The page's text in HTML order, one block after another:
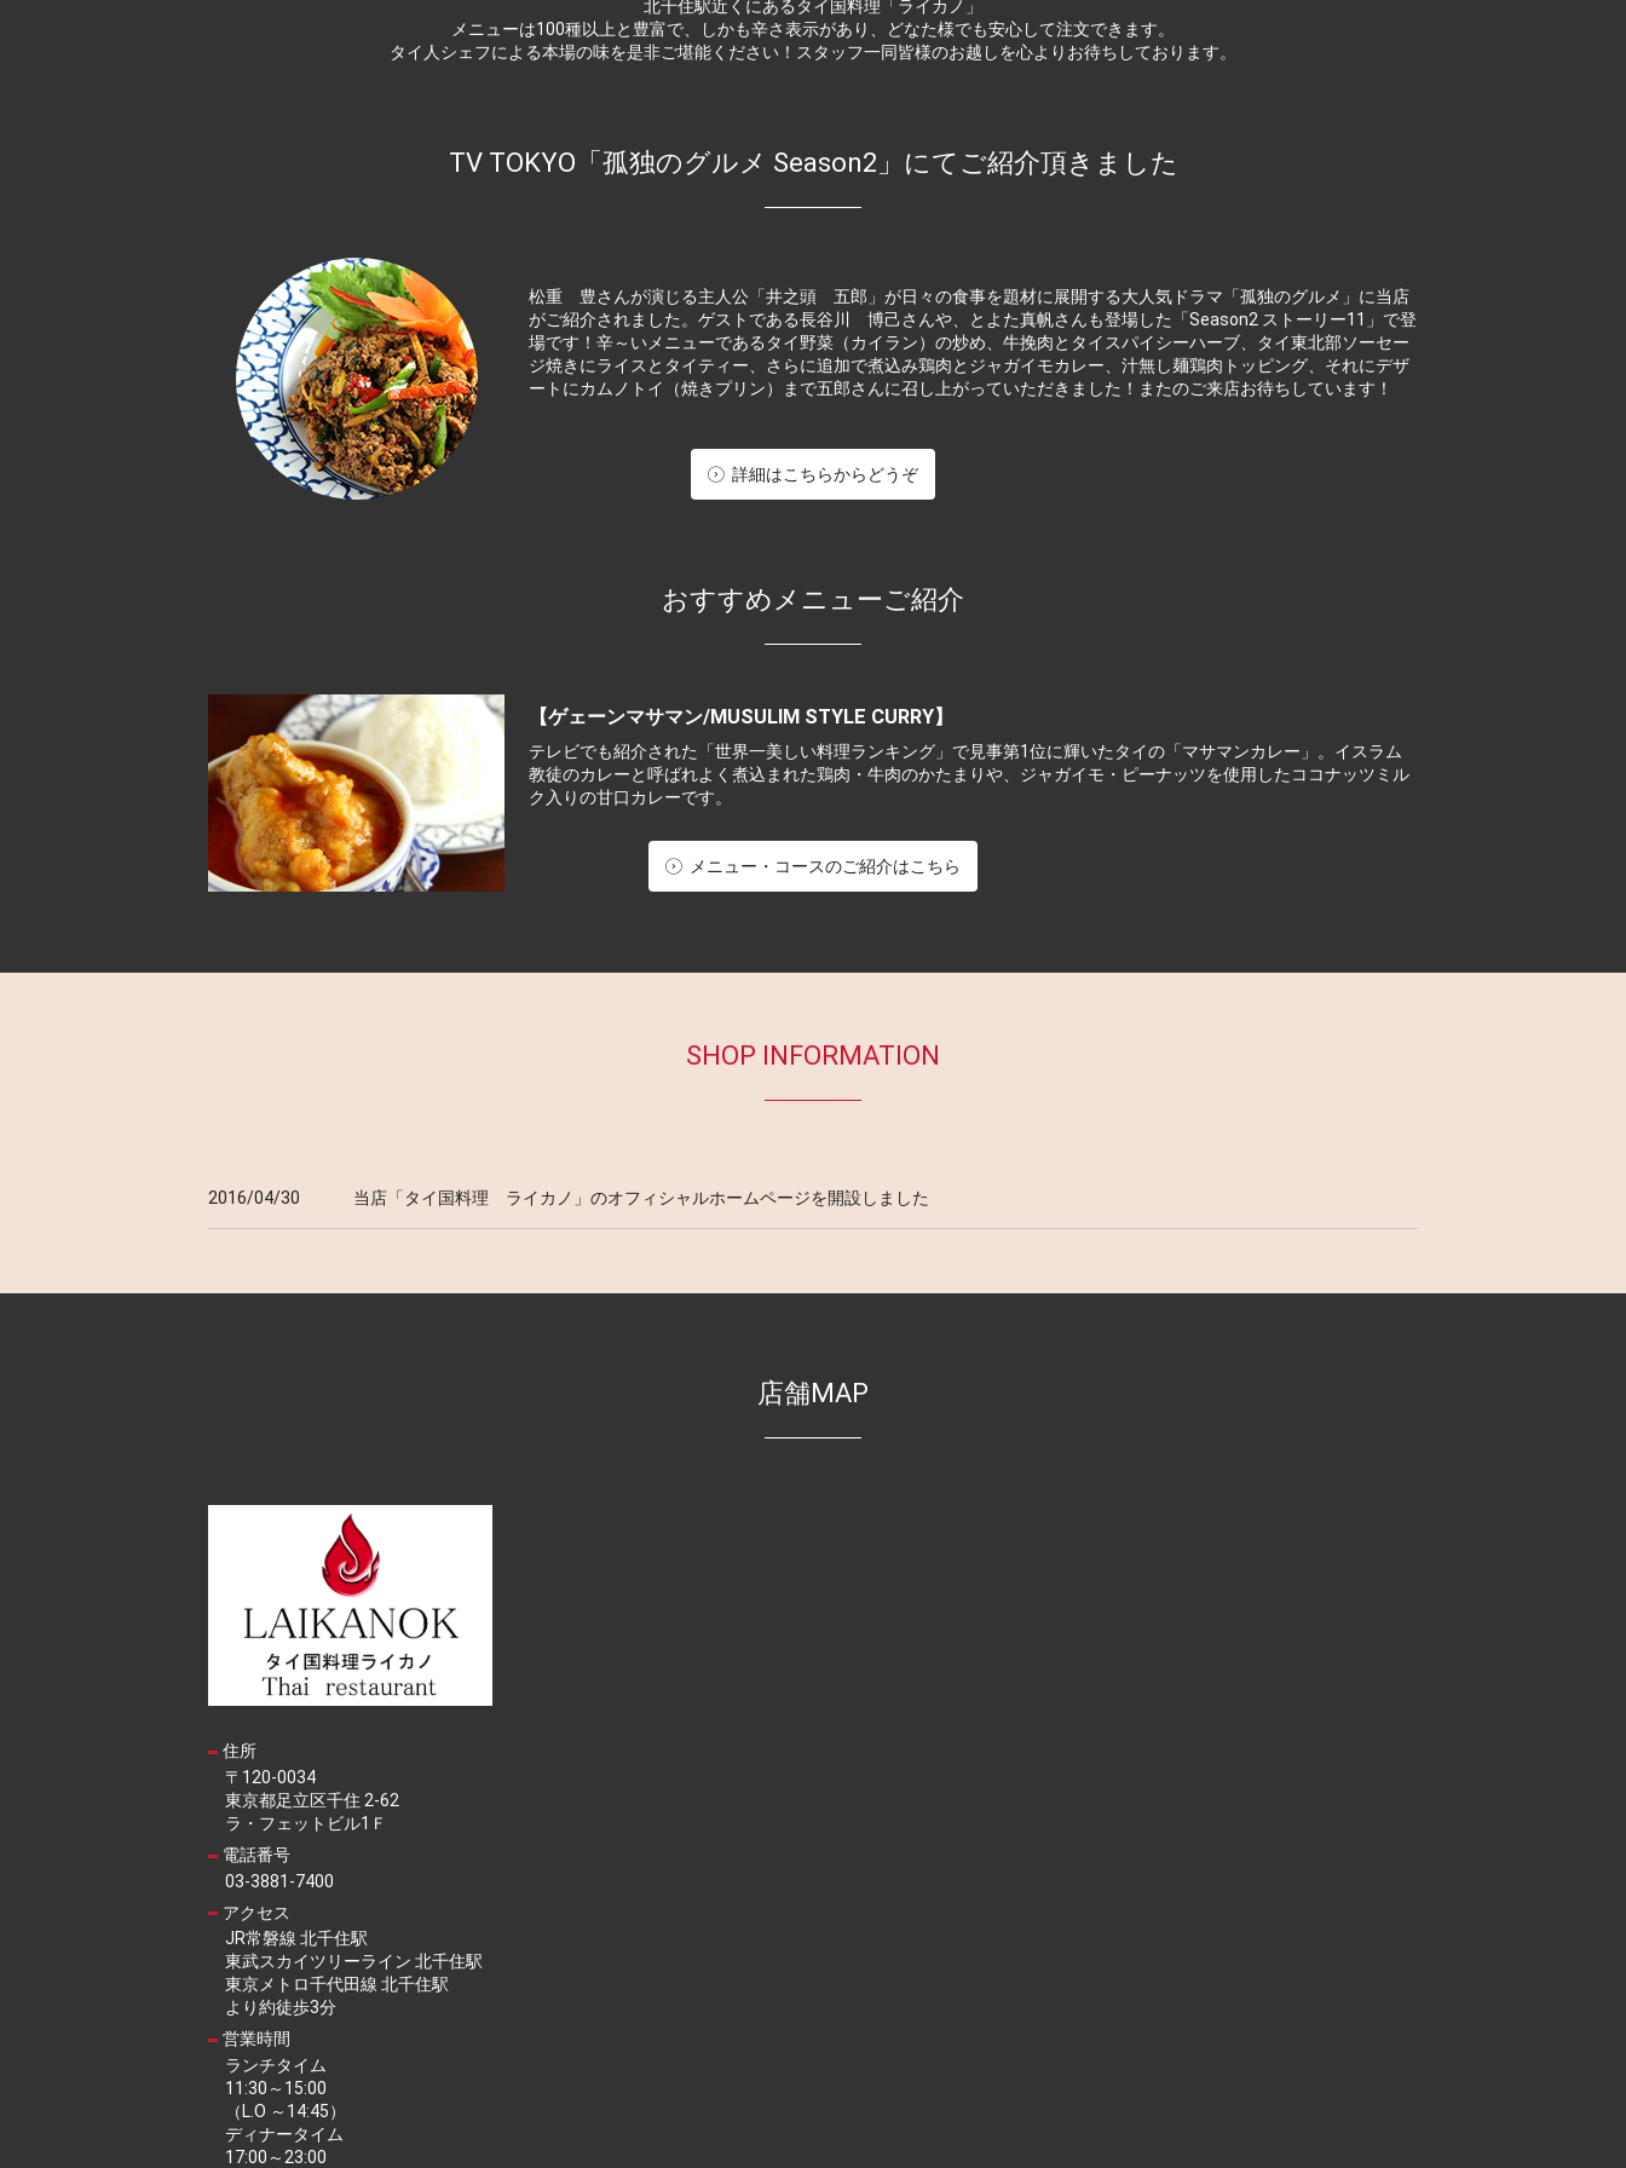
北千住駅近くにあるタイ国料理「ライカノ」
メニューは100種以上と豊富で、しかも辛さ表示があり、どなた様でも安心して注文できます。
タイ人シェフによる本場の味を是非ご堪能ください！スタッフ一同皆様のお越しを心よりお待ちしております。
TV TOKYO「孤独のグルメ Season2」にてご紹介頂きました
松重 豊さんが演じる主人公「井之頭 五郎」が日々の食事を題材に展開する大人気ドラマ「孤独のグルメ」に当店
がご紹介されました。ゲストである長谷川 博己さんや、とよた真帆さんも登場した「Season2 ストーリー11」で登
場です！辛～いメニューであるタイ野菜（カイラン）の炒め、牛挽肉とタイスパイシーハーブ、タイ東北部ソーセー
ジ焼きにライスとタイティー、さらに追加で煮込み鶏肉とジャガイモカレー、汁無し麺鶏肉トッピング、それにデザ
ートにカムノトイ（焼きプリン）まで五郎さんに召し上がっていただきました！またのご来店お待ちしています！
詳細はこちらからどうぞ
おすすめメニューご紹介
【ゲェーンマサマン/MUSULIM STYLE CURRY】
テレビでも紹介された「世界一美しい料理ランキング」で見事第1位に輝いたタイの「マサマンカレー」。イスラム
教徒のカレーと呼ばれよく煮込まれた鶏肉・牛肉のかたまりや、ジャガイモ・ピーナッツを使用したココナッツミル
ク入りの甘口カレーです。
メニュー・コースのご紹介はこちら
SHOP INFORMATION
2016/04/30 当店「タイ国料理 ライカノ」のオフィシャルホームページを開設しました
店舗MAP
住所
〒120-0034
東京都足立区千住 2-62
ラ・フェットビル1Ｆ
電話番号
03-3881-7400
アクセス
JR常磐線 北千住駅
東武スカイツリーライン 北千住駅
東京メトロ千代田線 北千住駅
より約徒歩3分
営業時間
ランチタイム
11:30～15:00
（L.O ～14:45）
ディナータイム
17:00～23:00